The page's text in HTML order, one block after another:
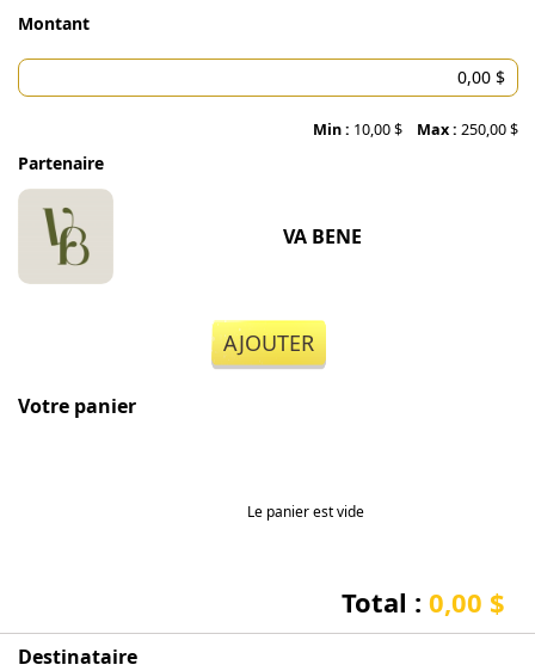
Montant
Min : 10,00 $ Max : 250,00 $
Partenaire
VA BENE
AJOUTER
Votre panier
Le panier est vide
Total : 0,00 $
Destinataire